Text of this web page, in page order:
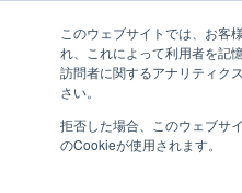
このウェブサイトでは、お客
れ、これによって利用者を記
訪問者に関するアナリティク
さい。
拒否した場合、このウェブサ
のCookieが使用されます。